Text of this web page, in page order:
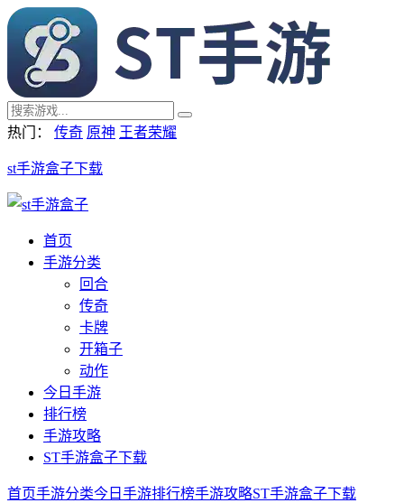
热门： 传奇 原神 王者荣耀
st手游盒子下载
首页
手游分类
回合
传奇
卡牌
开箱子
动作
今日手游
排行榜
手游攻略
ST手游盒子下载
首页手游分类今日手游排行榜手游攻略ST手游盒子下载